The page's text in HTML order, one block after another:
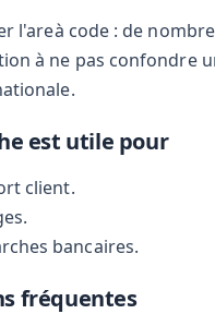
l'areà code : de
à ne pas confondre
est utile pour
client.
bancaires.
fréquentes